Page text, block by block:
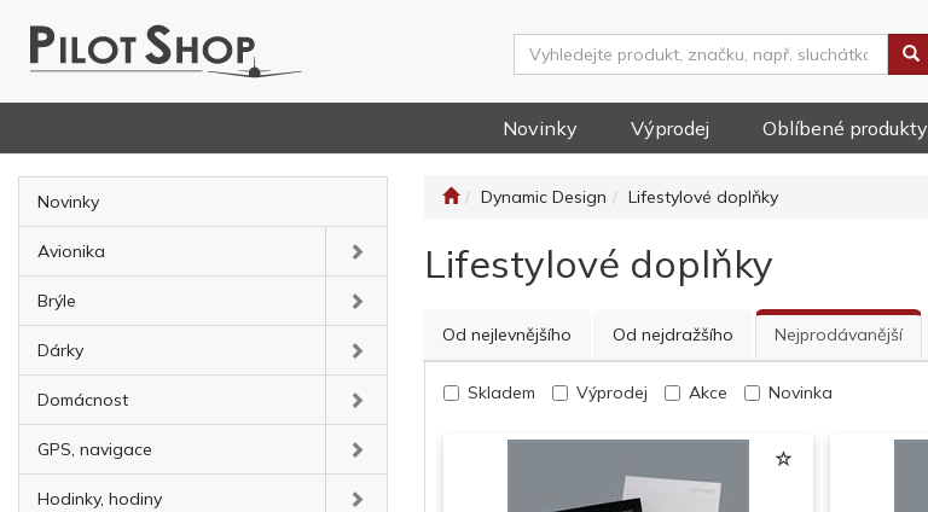
Novinky Výprodej Oblíbené produkty
Novinky
Avionika
Brýle
Dárky
Domácnost
GPS, navigace
Hodinky, hodiny
Dynamic Design Lifestylové doplňky
Lifestylové doplňky
Od nejlevnějšího Od nejdražšího Nejprodávanější
Skladem Výprodej Akce Novinka